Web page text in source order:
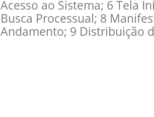
Acesso ao Sistema; 6 Tela
Busca Processual; 8
Andamento; 9 Distribuição